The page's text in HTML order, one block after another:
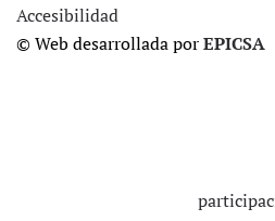
Accesibilidad
© Web desarrollada porEPICSA